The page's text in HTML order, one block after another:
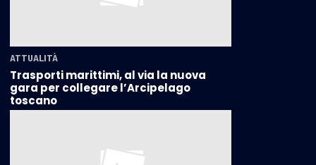
ATTUALITÀ
Trasporti marittimi, al via la nuova
gara per collegare l’Arcipelago
toscano